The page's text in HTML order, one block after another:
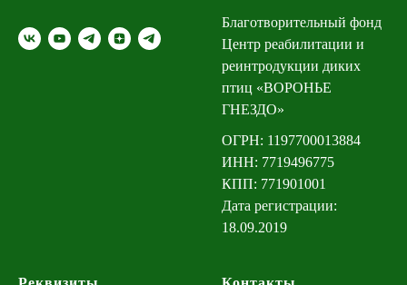
Благотворительный фонд
Центр реабилитации и
реинтродукции диких
птиц «ВОРОНЬЕ
ГНЕЗДО»
ОГРН: 1197700013884
ИНН: 7719496775
КПП: 771901001
Дата регистрации:
18.09.2019